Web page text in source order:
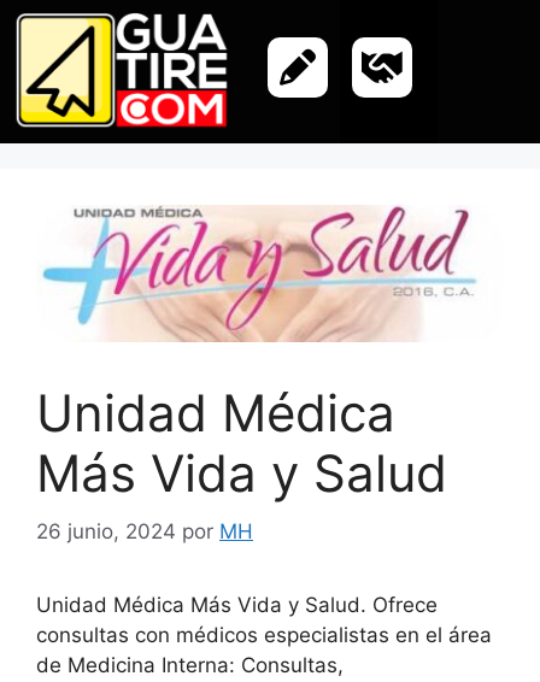
Unidad Médica
Más Vida y Salud
26 junio, 2024 por MH
Unidad Médica Más Vida y Salud. Ofrece
consultas con médicos especialistas en el área
de Medicina Interna: Consultas,